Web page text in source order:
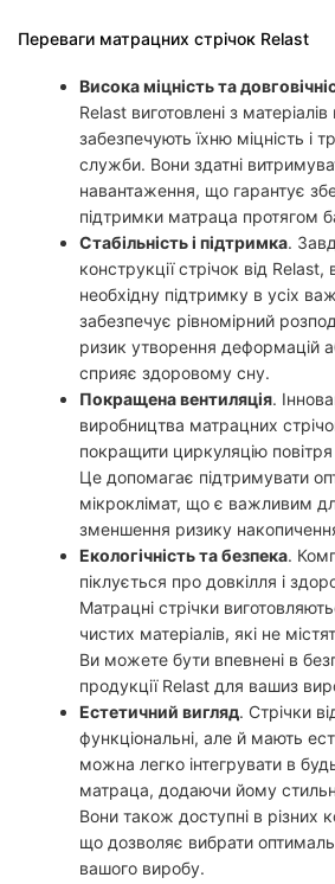
Переваги матрацних стрічок Relast
Висока міцність та
Relast виготовлені з
забезпечують їхню міцність і
служби. Вони здатні
навантаження, що гарантує
підтримки матраца протягом
Стабільність і підтримка.
конструкції стрічок від
необхідну підтримку в усіх
забезпечує рівномірний
ризик утворення деформацій
сприяє здоровому сну.
Покращена вентиляція.
виробництва матрацних
покращити циркуляцію
Це допомагає підтримувати
мікроклімат, що є важливим
зменшення ризику
Екологічність та безпека.
піклується про довкілля і
Матрацні стрічки
чистих матеріалів, які не
Ви можете бути впевнені в
продукції Relast для вашиз
Естетичний вигляд. Стрічки
функціональні, але й мають
можна легко інтегрувати в
матраца, додаючи йому
Вони також доступні в різних
що дозволяє вибрати
вашого виробу.